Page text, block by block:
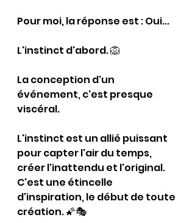
Pour moi, la réponse est : Oui...
L'instinct d'abord. 🦁
La conception d'un
événement, c'est presque
viscéral.
L'instinct est un allié puissant
pour capter l'air du temps,
créer l'inattendu et l'original.
C'est une étincelle
d'inspiration, le début de toute
création. 🌠🎭